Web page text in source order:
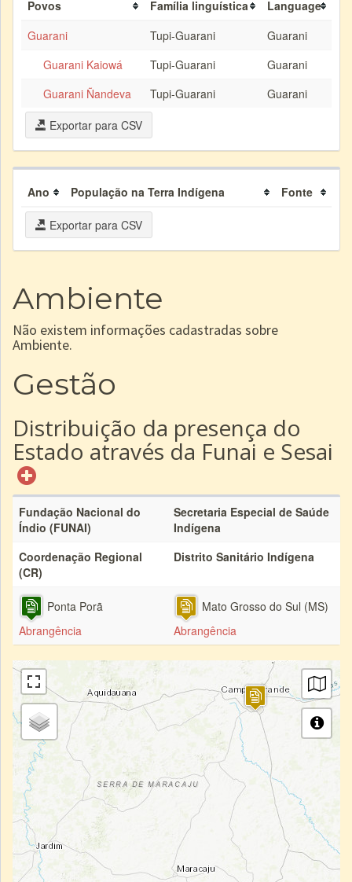
Povos Família linguística
Language
Guarani
Tupi-Guarani
Guarani
Guarani Kaiowá
Tupi-Guarani
Guarani
Guarani Ñandeva
Tupi-Guarani
Guarani
Exportar para CSV
Ano População na Terra Indígena Fonte
Exportar para CSV
Ambiente
Não existem informações cadastradas sobre
Ambiente.
Gestão
Distribuição da presença do
Estado através da Funai e Sesai
Fundação Nacional do
Índio (FUNAI)
Secretaria Especial de Saúde
Indígena
Coordenação Regional
(CR)
Distrito Sanitário Indígena
Ponta Porã
Abrangência
Mato Grosso do Sul (MS)
Abrangência